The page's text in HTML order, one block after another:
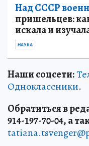
Над СССР
пришельцев:
искала и
НАУКА
Наши соцсети:
Одноклассники.
Обратиться в
914-197-70-04, а